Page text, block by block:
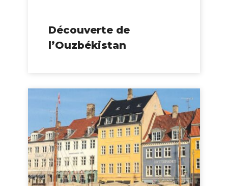
Découverte de
l’Ouzbékistan